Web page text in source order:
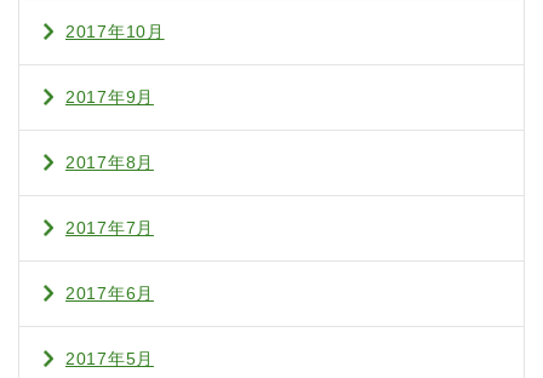
2017年10月
2017年9月
2017年8月
2017年7月
2017年6月
2017年5月